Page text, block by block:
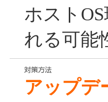
ホスト
れる可能
アップデ